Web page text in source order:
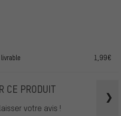
1,99€
CE PRODUIT
votre avis !